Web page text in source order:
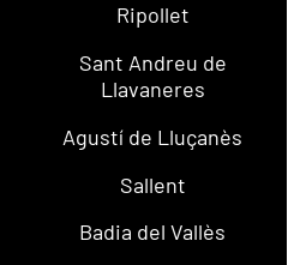
Ripollet
Sant Andreu de
Llavaneres
Agustí de Lluçanès
Sallent
Badia del Vallès